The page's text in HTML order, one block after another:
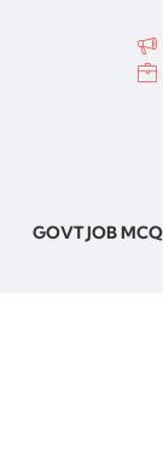
GOVT JOB MCQ